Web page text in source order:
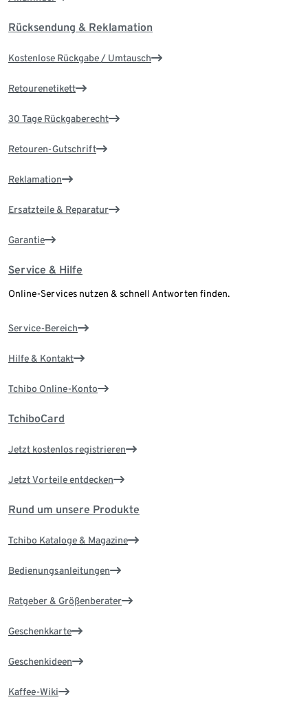
Rücksendung & Reklamation
Kostenlose Rückgabe / Umtausch
Retourenetikett
30 Tage Rückgaberecht
Retouren-Gutschrift
Reklamation
Ersatzteile & Reparatur
Garantie
Service & Hilfe
Online-Services nutzen & schnell Antworten finden.
Service-Bereich
Hilfe & Kontakt
Tchibo Online-Konto
TchiboCard
Jetzt kostenlos registrieren
Jetzt Vorteile entdecken
Rund um unsere Produkte
Tchibo Kataloge & Magazine
Bedienungsanleitungen
Ratgeber & Größenberater
Geschenkkarte
Geschenkideen
Kaffee-Wiki